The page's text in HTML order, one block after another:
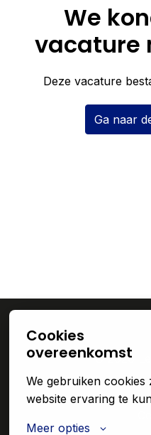
Cookies
overeenkomst
We gebruiken cookies
website ervaring te
Meer opties
We
vacature
Deze vacature
Ga naar
© 2026